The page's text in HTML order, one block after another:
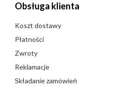
Obsługa klienta
Koszt dostawy
Płatności
Zwroty
Reklamacje
Składanie zamówień